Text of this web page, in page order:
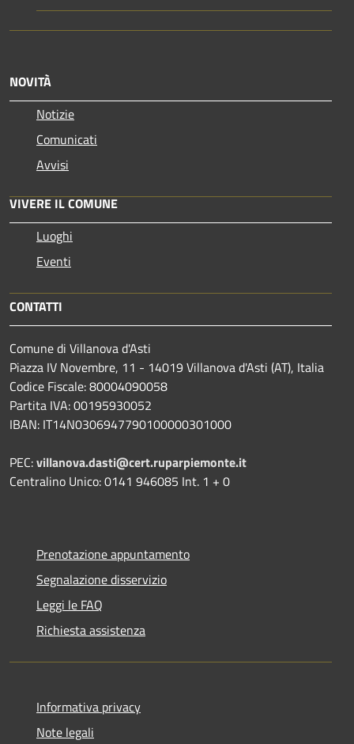
NOVITÀ
Notizie
Comunicati
Avvisi
VIVERE IL COMUNE
Luoghi
Eventi
CONTATTI
Comune di Villanova d'Asti
Piazza IV Novembre, 11 - 14019 Villanova d'Asti (AT), Italia
Codice Fiscale: 80004090058
Partita IVA: 00195930052
IBAN: IT14N0306947790100000301000
PEC:villanova.dasti@cert.ruparpiemonte.it
Centralino Unico: 0141 946085 Int. 1 + 0
Prenotazione appuntamento
Segnalazione disservizio
Leggi le FAQ
Richiesta assistenza
Informativa privacy
Note legali